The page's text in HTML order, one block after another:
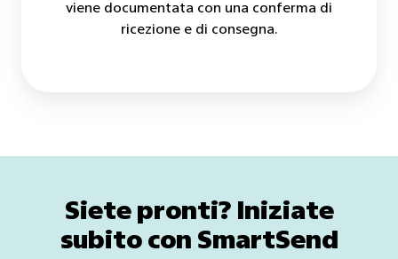
viene documentata con una conferma di
ricezione e di consegna.
Siete pronti? Iniziate
subito con SmartSend